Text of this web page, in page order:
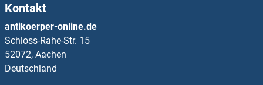
CLLD6 Antikörper
CLMP Antikörper
CLN3 Antikörper
Kontakt
antikoerper-online.de
Schloss-Rahe-Str. 15
52072, Aachen
Deutschland